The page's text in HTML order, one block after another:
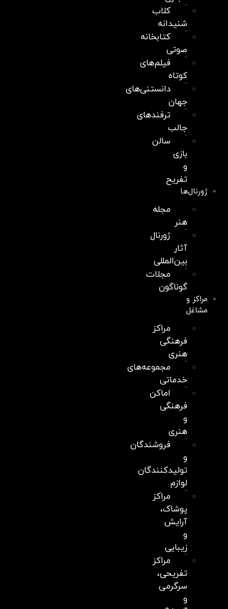
کلاب
شنیدانه
کتابخانه
صوتی
فیلم‌های
کوتاه
دانستنی‌های
جهان
ترفندهای
جالب
سالن
بازی
و
تفریح
ژورنال‌ها
مجله
هنر
ژورنال
آثار
بین‌المللی
مجلات
گوناگون
مراکز و
مشاغل
مراکز
فرهنگی
هنری
مجموعه‌های
خدماتی
اماکن
فرهنگی
و
هنری
فروشندگان
و
تولیدکنندگان
لوازم
مراکز
پوشاک،
آرایش
و
زیبایی
مراکز
تفریحی،
سرگرمی
و